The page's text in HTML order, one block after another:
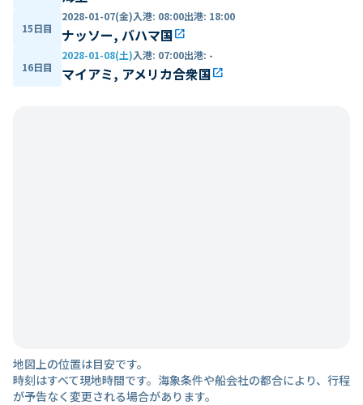
15日目
2028-01-07(金)入港: 08:00出港: 18:00
ナッソー, バハマ国open_in_new
16日目
2028-01-08(土)入港: 07:00出港: -
マイアミ, アメリカ合衆国open_in_new
地図上の位置は目安です。
時刻はすべて現地時間です。海象条件や船会社の都合により、行程
が予告なく変更される場合があります。